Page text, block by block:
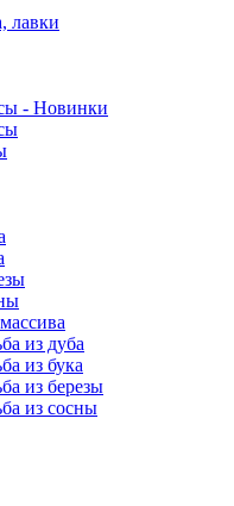
лавки
- Новинки
из дуба
из бука
из березы
из сосны